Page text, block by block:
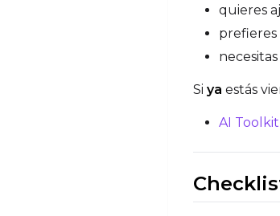
quieres
Si ya estás
AI